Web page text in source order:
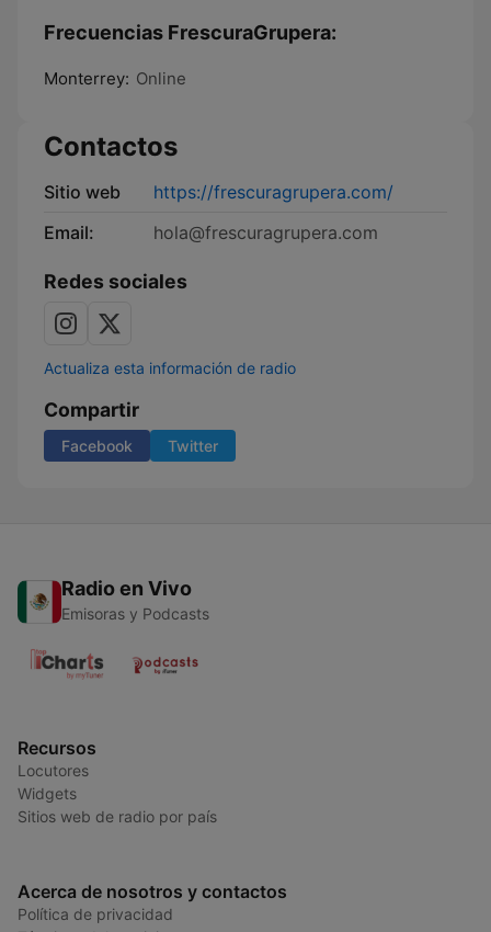
Frecuencias FrescuraGrupera:
Monterrey: Online
Contactos
Sitio web
https://frescuragrupera.com/
Email:
hola@frescuragrupera.com
Redes sociales
Actualiza esta información de radio
Compartir
Facebook Twitter
Radio en Vivo
Emisoras y Podcasts
Recursos
Locutores
Widgets
Sitios web de radio por país
Acerca de nosotros y contactos
Política de privacidad